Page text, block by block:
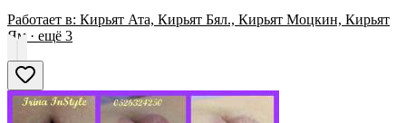
Работает в: Кирьят Ата, Кирьят Бял., Кирьят Моцкин, Кирьят
Ям · ещё 3